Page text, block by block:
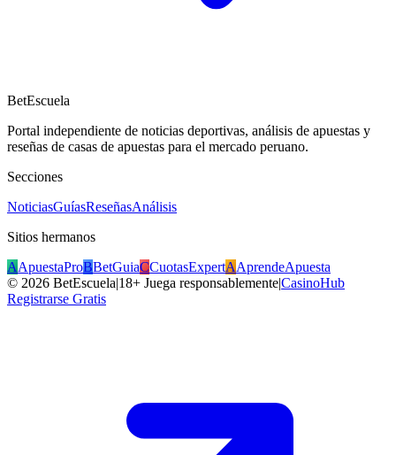
BetEscuela
Portal independiente de noticias deportivas, análisis de apuestas y
reseñas de casas de apuestas para el mercado peruano.
Secciones
NoticiasGuíasReseñasAnálisis
Sitios hermanos
AApuestaProBBetGuiaCCuotasExpertAAprendeApuesta
© 2026 BetEscuela|18+ Juega responsablemente|CasinoHub
Registrarse Gratis